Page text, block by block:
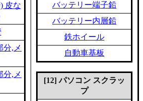
皮な
分,メ
分,メ
バッテリー端子鉛
バッテリー内層鉛
鉄ホイール
自動車基板
[12] パソコン スクラッ
プ